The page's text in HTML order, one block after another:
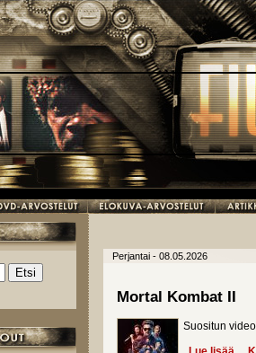
Perjantai - 08.05.2026
Mortal Kombat II
Suositun